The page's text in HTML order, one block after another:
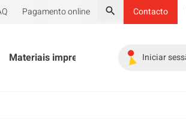
Pagamento online
Pesquisar
Contacto
Materiais impressos Material
Iniciar